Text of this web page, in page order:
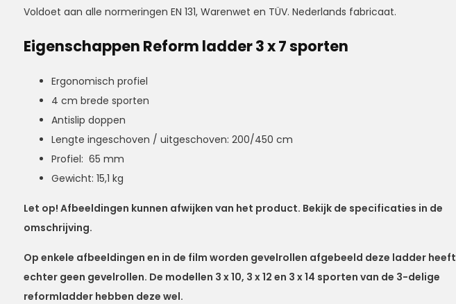
Voldoet aan alle normeringen EN 131, Warenwet en TÜV. Nederlands fabricaat.
Eigenschappen Reform ladder 3 x 7 sporten
Ergonomisch profiel
4 cm brede sporten
Antislip doppen
Lengte ingeschoven / uitgeschoven: 200/450 cm
Profiel: 65 mm
Gewicht: 15,1 kg
Let op! Afbeeldingen kunnen afwijken van het product. Bekijk de specificaties in de
omschrijving.
Op enkele afbeeldingen en in de film worden gevelrollen afgebeeld deze ladder heeft
echter geen gevelrollen. De modellen 3 x 10, 3 x 12 en 3 x 14 sporten van de 3-delige
reformladder hebben deze wel.